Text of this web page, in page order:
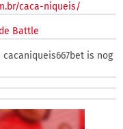
caca-niqueis/
Battle
is nog